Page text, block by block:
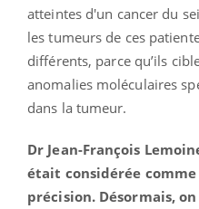
atteintes d'un cancer du
les tumeurs de ces
différents, parce qu’ils
anomalies moléculaires
dans la tumeur.
Dr Jean-François
était considérée
précision. Désormais,